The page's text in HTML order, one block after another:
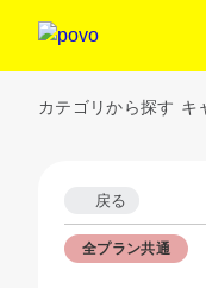
カテゴリから探す キ
戻る
全プラン共通